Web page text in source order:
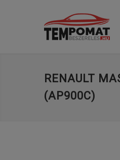
RENAULT
(AP900C)